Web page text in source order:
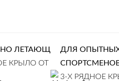
ЛЕТАЮЩИХ ПИЛОТОВ
КРЫЛО ОТ СВОБОДНЫХ
ДЛЯ
3-Х РЯДНОЕ